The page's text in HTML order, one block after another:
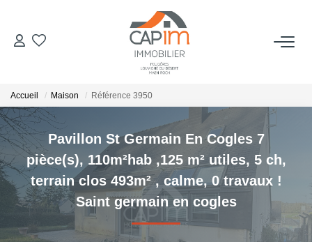
VENTES
NOTRE AGENCE
Qui Sommes Nous
Notre Équipe
Nous Rejoindre
Accueil Maison Référence 3950
Pavillon St Germain En Cogles 7
pièce(s), 110m²hab ,125 m² utiles, 5 ch,
terrain clos 493m² , calme, 0 travaux !
Saint germain en cogles